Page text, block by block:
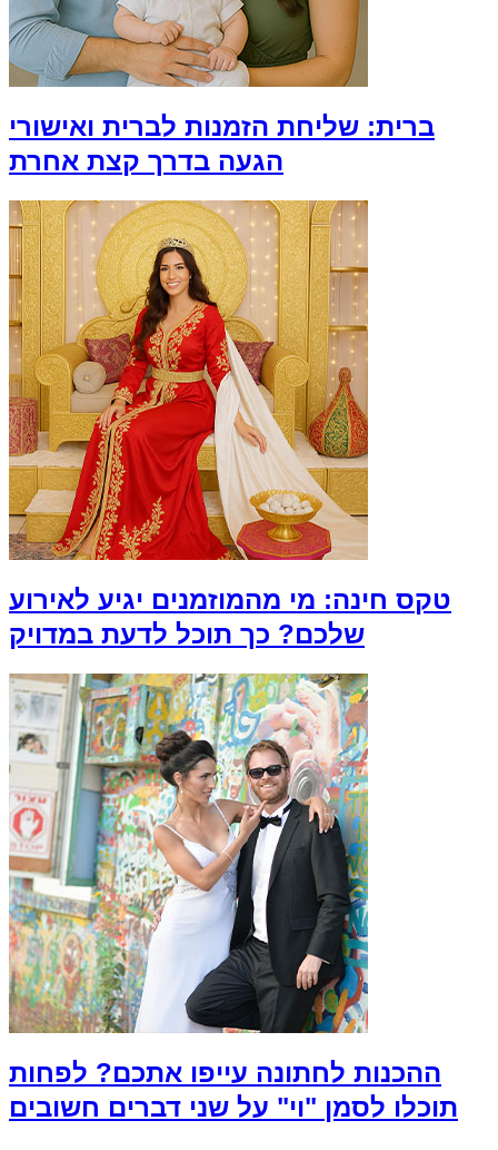
ברית: שליחת הזמנות לברית ואישורי
הגעה בדרך קצת אחרת
טקס חינה: מי מהמוזמנים יגיע לאירוע
שלכם? כך תוכל לדעת במדויק
ההכנות לחתונה עייפו אתכם? לפחות
תוכלו לסמן "וי" על שני דברים חשובים